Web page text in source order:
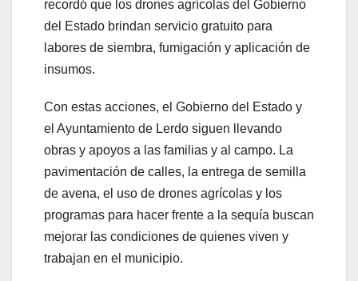
recordó que los drones agrícolas del Gobierno
del Estado brindan servicio gratuito para
labores de siembra, fumigación y aplicación de
insumos.
Con estas acciones, el Gobierno del Estado y
el Ayuntamiento de Lerdo siguen llevando
obras y apoyos a las familias y al campo. La
pavimentación de calles, la entrega de semilla
de avena, el uso de drones agrícolas y los
programas para hacer frente a la sequía buscan
mejorar las condiciones de quienes viven y
trabajan en el municipio.